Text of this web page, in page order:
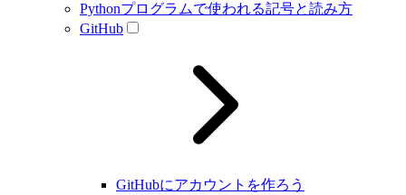
Pythonプログラムで使われる記号と読み方
GitHub
GitHubにアカウントを作ろう